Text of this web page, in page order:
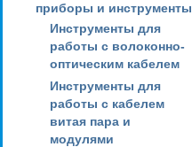
приборы и инструменты
Инструменты для
работы с волоконно-
оптическим кабелем
Инструменты для
работы с кабелем
витая пара и
модулями